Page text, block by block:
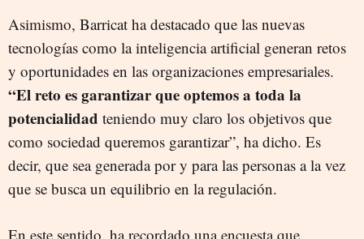
Asimismo, Barricat ha destacado que las nuevas
tecnologías como la inteligencia artificial generan retos
y oportunidades en las organizaciones empresariales.
“El reto es garantizar que optemos a toda la
potencialidad teniendo muy claro los objetivos que
como sociedad queremos garantizar”, ha dicho. Es
decir, que sea generada por y para las personas a la vez
que se busca un equilibrio en la regulación.
En este sentido, ha recordado una encuesta que